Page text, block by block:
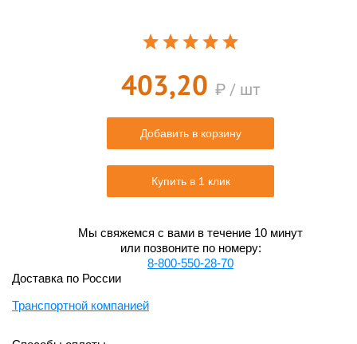
403,20 ₽ / шт
Добавить в корзину
Купить в 1 клик
Мы свяжемся с вами в течение 10 минут
или позвоните по номеру:
8-800-550-28-70
Доставка по России
Транспортной компанией